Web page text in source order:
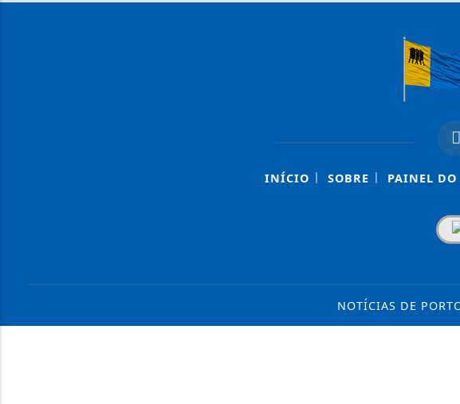
INÍCIO | SOBRE | PAINEL DO
NOTÍCIAS DE